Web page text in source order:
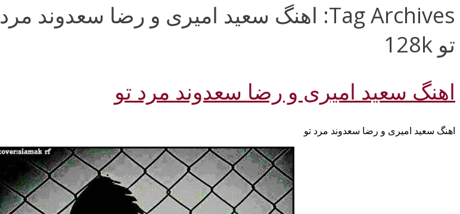
Tag Archives: اهنگ سعید امیری و رضا سعدوند مرد
تو 128k
اهنگ سعید امیری و رضا سعدوند مرد تو
اهنگ سعید امیری و رضا سعدوند مرد تو